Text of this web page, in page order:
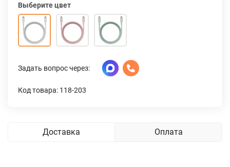
Выберите цвет
Задать вопрос через:
Код товара: 118-203
Доставка Оплата